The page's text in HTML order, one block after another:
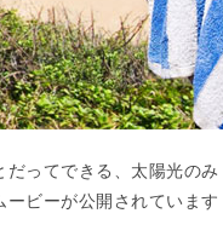
ってできる、太陽光のみ
ビーが公開されています